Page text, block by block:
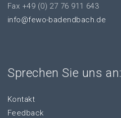
Fax +49 (0) 27 76 911 643
info@fewo-badendbach.de
Sprechen Sie uns an:
Kontakt
Feedback